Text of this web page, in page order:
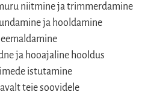
niitmine ja trimmerdamine
ja hooldamine
ja hooajaline hooldus
istutamine
teie soovidele